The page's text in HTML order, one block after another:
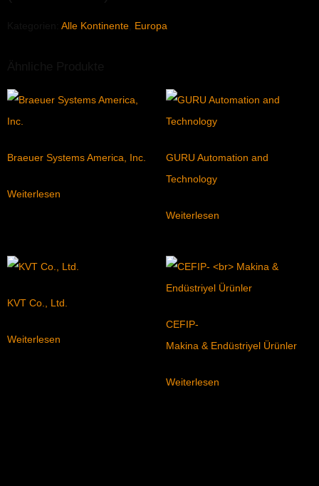
Alle Kontinente Europa
Braeuer Systems America, Inc.
Weiterlesen
GURU Automation and
Technology
Weiterlesen
KVT Co., Ltd.
Weiterlesen
CEFIP-
Makina & Endüstriyel Ürünler
Weiterlesen